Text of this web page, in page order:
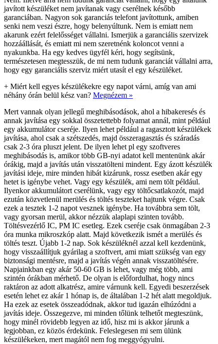
javított készüléket nem javítanak vagy cserélnek később
garanciában. Nagyon sok garanciás telefont javítottunk, amiben
senki nem veszi észre, hogy belenyúltunk. Nem is emiatt nem
akarunk ezért felelősséget vállalni. Ismerjük a garanciális szervizek
hozzáállását, és emiatt mi nem szeretnénk koloncot venni a
nyakunkba. Ha egy kedves ügyfél kéri, hogy segítsünk,
természetesen megtesszük, de mi nem tudunk garanciát vállalni arra,
hogy egy garanciális szerviz miért utasít el egy készüléket.
+ Miért kell egyes készülékekre egy napot várni, amíg van ami
néhány órán belül kész van? Megnézem »
Mert vannak olyan jellegű meghibásodások, ahol a hibakeresés és
annak javítása egy sokkal összetettebb folyamat annál, mint például
egy akkumulátor cseréje. Ilyen lehet például a ragasztott készülékek
javítása, ahol csak a szétszedés, majd összeragasztás és száradás
csak 2-3 óra pluszt jelent. De ilyen lehet pl egy szoftveres
meghibásodás is, amikor több GB-nyi adatot kell mentenünk akár
órákig, majd a javítás után visszatölteni mindent. Egy ázott készülék
javítási ideje, mire minden hibát kizárunk, rossz esetben akár egy
hetet is igénybe vehet. Vagy egy készülék, ami nem tölt például.
Ilyenkor akkumulátort cserélünk, vagy egy töltőcsatlakozót, majd
ezután közvetlenül merülés és töltés teszteket hajtunk végre. Csak
ezek a tesztek 1-2 napot vesznek igénybe. Ha továbbra sem tölt,
vagy gyorsan merül, akkor nézzük alaplapi szinten tovább.
Töltésvezérlő IC, PM IC esetleg. Ezek cseréje csak önmagában 2-3
óra munka mikroszkóp alatt. Majd következik ismét a merülés és
töltés teszt. Újabb 1-2 nap. Sok készüléknél azzal kell kezdenünk,
hogy visszaállítjuk gyárilag a szoftvert, ami miatt szükség van egy
biztonsági mentésre, majd a javítás végén annak visszatöltésére.
Napjainkban egy akár 50-60 GB is lehet, vagy még több, ami
szintén órákban mérhető. De olyan is előfordulhat, hogy nincs
raktáron az adott alkatrész, amire várnunk kell. Egyedi beszerzések
esetén lehet ez akár 1 hónap is, de általában 1-2 hét alatt megoldjuk.
Ha ezek az esetek összeadódnak, akkor tud igazán elhúzódni a
javítás ideje. Összegezve, mi minden tőlünk telhetőt megteszünk,
hogy minél rövidebb legyen az idő, hisz mi is akkor járunk a
legjobban, ez közös érdekünk. Feleslegesen mi sem ülünk
készülékeken, mert magától nem fog meggyógyulni.